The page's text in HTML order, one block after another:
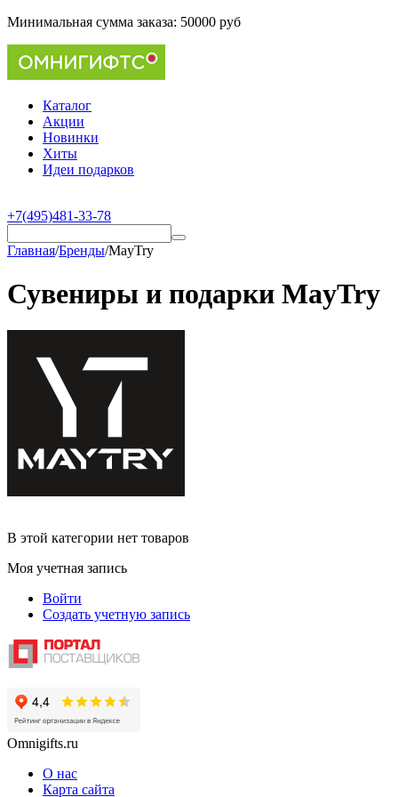
Минимальная сумма заказа: 50000 руб
Каталог
Акции
Новинки
Хиты
Идеи подарков
+7(495)481-33-78
Главная/Бренды/MayTry
Сувениры и подарки MayTry
В этой категории нет товаров
Моя учетная запись
Войти
Создать учетную запись
Omnigifts.ru
О нас
Карта сайта